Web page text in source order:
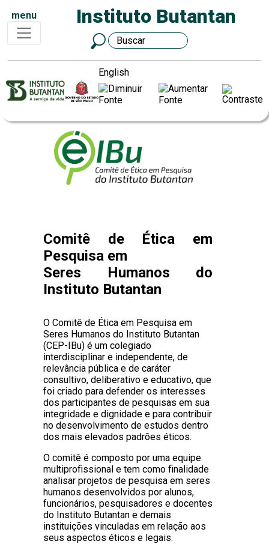
menu Instituto Butantan
English
Comitê de Ética em
Pesquisa em
Seres Humanos do
Instituto Butantan
O Comitê de Ética em Pesquisa em
Seres Humanos do Instituto Butantan
(CEP-IBu) é um colegiado
interdisciplinar e independente, de
relevância pública e de caráter
consultivo, deliberativo e educativo, que
foi criado para defender os interesses
dos participantes de pesquisas em sua
integridade e dignidade e para contribuir
no desenvolvimento de estudos dentro
dos mais elevados padrões éticos.
O comitê é composto por uma equipe
multiprofissional e tem como finalidade
analisar projetos de pesquisa em seres
humanos desenvolvidos por alunos,
funcionários, pesquisadores e docentes
do Instituto Butantan e demais
instituições vinculadas em relação aos
seus aspectos éticos e legais.